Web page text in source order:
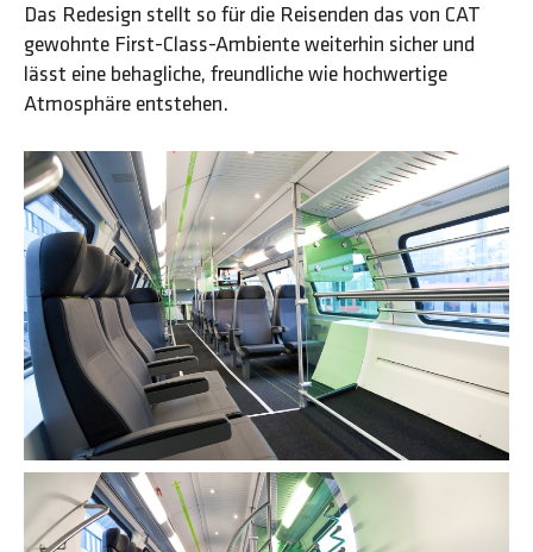
Das Redesign stellt so für die Reisenden das von CAT
gewohnte First-Class-Ambiente weiterhin sicher und
lässt eine behagliche, freundliche wie hochwertige
Atmosphäre entstehen.